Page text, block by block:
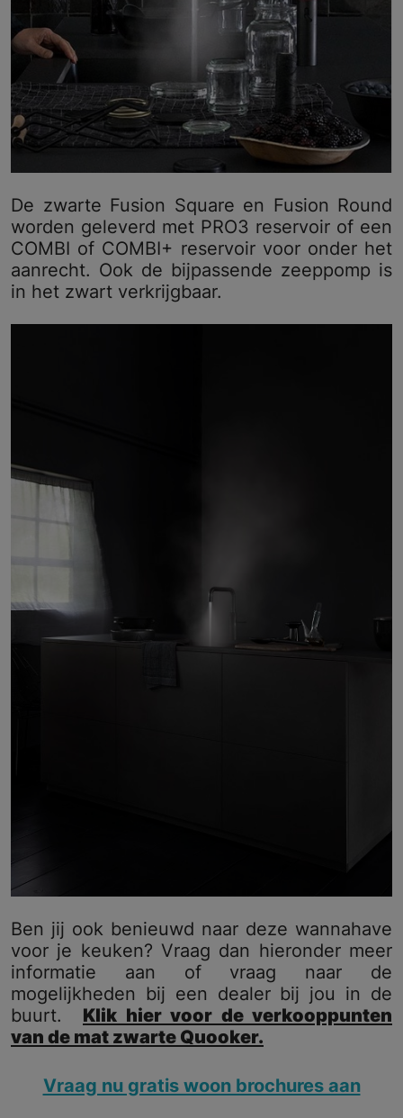
De zwarte Fusion Square en Fusion Round
worden geleverd met PRO3 reservoir of een
COMBI of COMBI+ reservoir voor onder het
aanrecht. Ook de bijpassende zeeppomp is
in het zwart verkrijgbaar.
Ben jij ook benieuwd naar deze wannahave
voor je keuken? Vraag dan hieronder meer
informatie aan of vraag naar de
mogelijkheden bij een dealer bij jou in de
buurt. Klik hier voor de verkooppunten
van de mat zwarte Quooker.
Vraag nu gratis woon brochures aan